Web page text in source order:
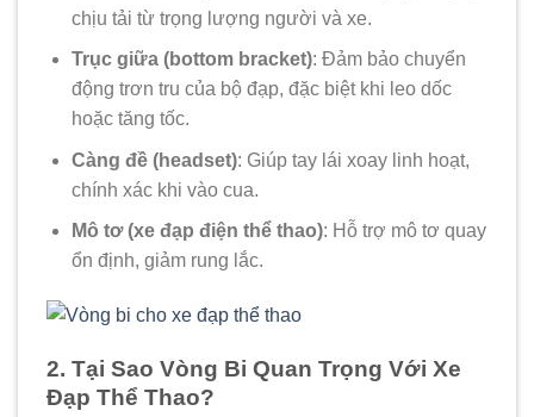
chịu tải từ trọng lượng người và xe.
Trục giữa (bottom bracket): Đảm bảo chuyển
động trơn tru của bộ đạp, đặc biệt khi leo dốc
hoặc tăng tốc.
Càng đề (headset): Giúp tay lái xoay linh hoạt,
chính xác khi vào cua.
Mô tơ (xe đạp điện thể thao): Hỗ trợ mô tơ quay
ổn định, giảm rung lắc.
2. Tại Sao Vòng Bi Quan Trọng Với Xe
Đạp Thể Thao?